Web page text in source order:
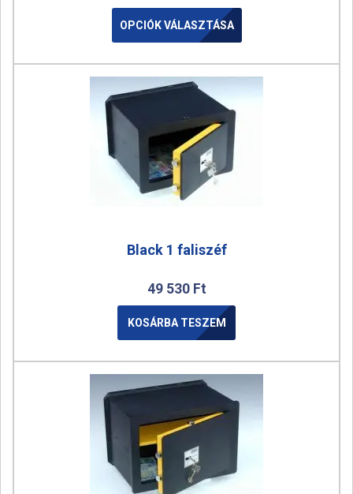
OPCIÓK VÁLASZTÁSA
Black 1 faliszéf
49 530 Ft
KOSÁRBA TESZEM